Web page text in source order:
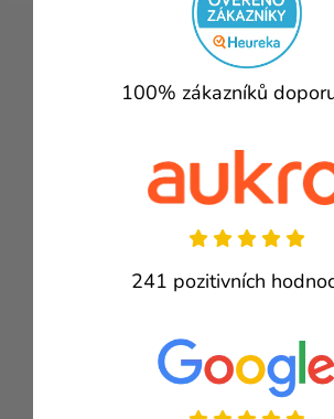
100% zákazníků
241 pozitivních